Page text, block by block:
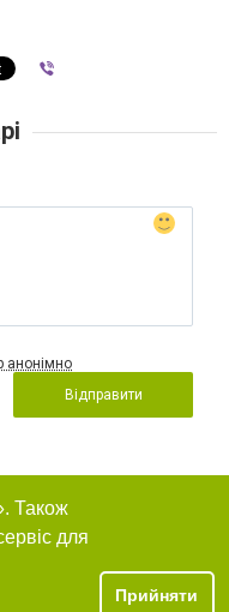
анонімно
Відправити
Також
для
Прийняти